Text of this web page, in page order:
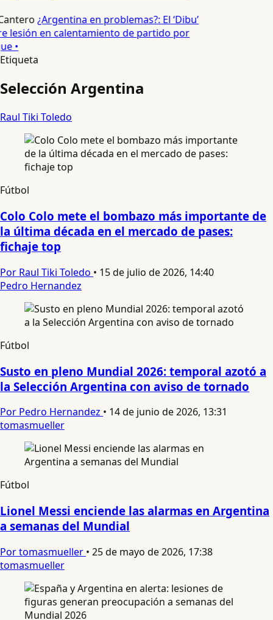
¿Argentina en problemas?: El ‘Dibu’
lesión en calentamiento de partido por
•
Etiqueta
Selección Argentina
Raul Tiki Toledo
Fútbol
Colo Colo mete el bombazo más importante de
la última década en el mercado de pases:
fichaje top
Por Raul Tiki Toledo • 15 de julio de 2026, 14:40
Pedro Hernandez
Fútbol
Susto en pleno Mundial 2026: temporal azotó a
la Selección Argentina con aviso de tornado
Por Pedro Hernandez • 14 de junio de 2026, 13:31
tomasmueller
Fútbol
Lionel Messi enciende las alarmas en Argentina
a semanas del Mundial
Por tomasmueller • 25 de mayo de 2026, 17:38
tomasmueller